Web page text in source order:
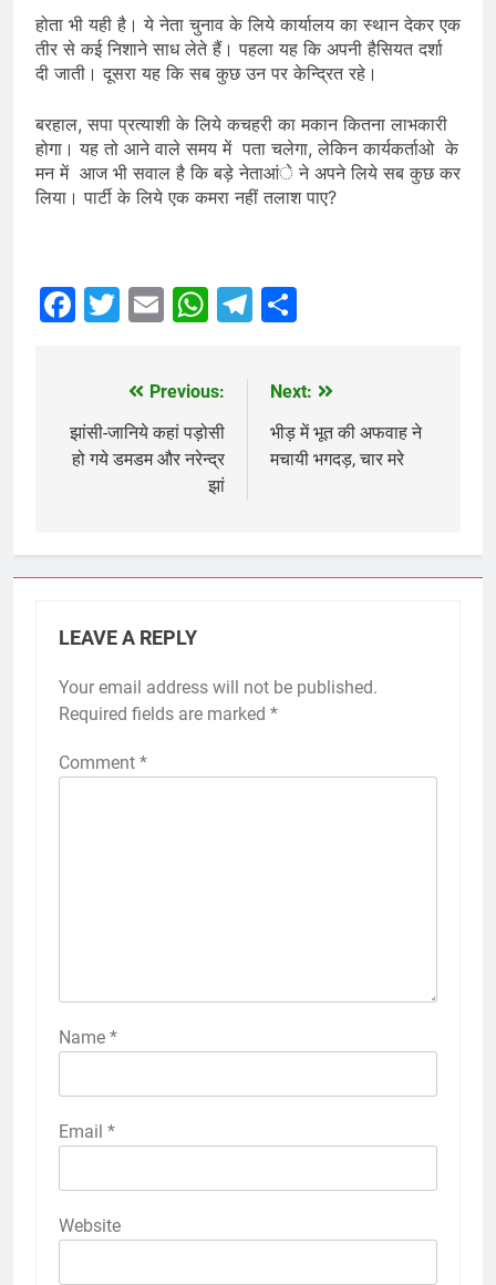
होता भी यही है। ये नेता चुनाव के लिये कार्यालय का स्थान देकर एक
तीर से कई निशाने साध लेते हैं। पहला यह कि अपनी हैसियत दर्शा
दी जाती। दूसरा यह कि सब कुछ उन पर केन्द्रित रहे।
बरहाल, सपा प्रत्याशी के लिये कचहरी का मकान कितना लाभकारी
होगा। यह तो आने वाले समय में पता चलेगा, लेकिन कार्यकर्ताओ के
मन में आज भी सवाल है कि बड़े नेताआंे ने अपने लिये सब कुछ कर
लिया। पार्टी के लिये एक कमरा नहीं तलाश पाए?
Facebook
Twitter
EmailWhatsApp
Telegram
navigation
Previous:
झांसी-जानिये कहां पड़ोसी
हो गये डमडम और नरेन्द्र
झां
Next:
भीड़ में भूत की अफवाह ने
मचायी भगदड़, चार मरे
LEAVE A REPLY
Your email address will not be published.
Required fields are marked *
Comment *
Name *
Email *
Website